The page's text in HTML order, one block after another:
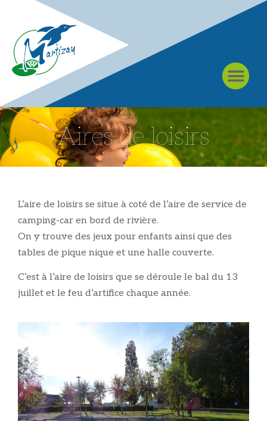
Aires de loisirs
L’aire de loisirs se situe à coté de l’aire de service de
camping-car en bord de rivière.
On y trouve des jeux pour enfants ainsi que des
tables de pique nique et une halle couverte.
C’est à l’aire de loisirs que se déroule le bal du 13
juillet et le feu d’artifice chaque année.